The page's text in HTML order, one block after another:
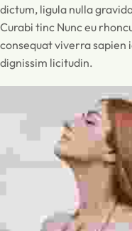
dictum, ligula nulla
Curabi tinc Nunc eu
consequat viverra sapien
dignissim licitudin.